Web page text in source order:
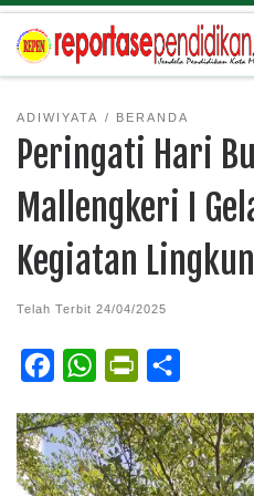
ADIWIYATA BERANDA
Peringati Hari
Mallengkeri I
Kegiatan
Telah Terbit 24/04/2025
c
e
W
a
t
i
n
a
r